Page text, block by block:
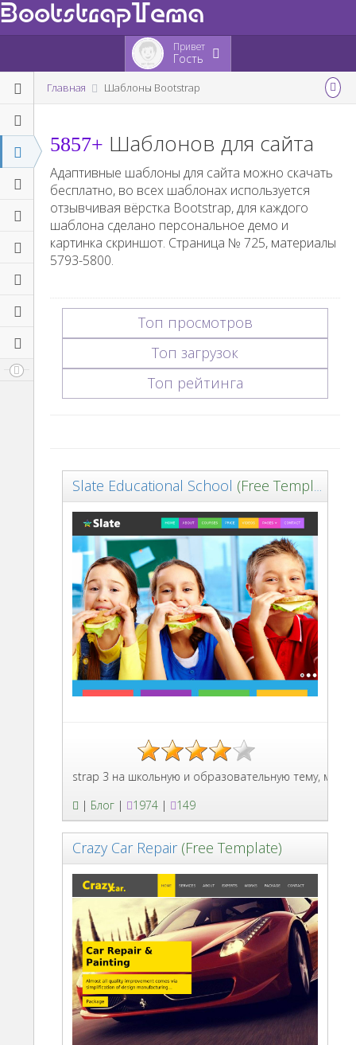
BootstrapTema
Привет
Гость
Главная Шаблоны Bootstrap
5857+ Шаблонов для сайта
Адаптивные шаблоны для сайта можно скачать
бесплатно, во всех шаблонах используется
отзывчивая вёрстка Bootstrap, для каждого
шаблона сделано персональное демо и
картинка скриншот. Страница № 725, материалы
5793-5800.
Топ просмотров
Топ загрузок
Топ рейтинга
Slate Educational School (Free Template)
Bootstrap 3 на школьную и образовательную тему, можно
| Блог | 1974 | 149
Crazy Car Repair(Free Template)